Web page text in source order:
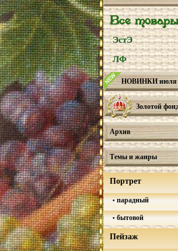
Все товары
ЭстЭ
ЛФ
НОВИНКИ июля
Золотой
Архив
Темы и жанры
Портрет
парадный
бытовой
Пейзаж